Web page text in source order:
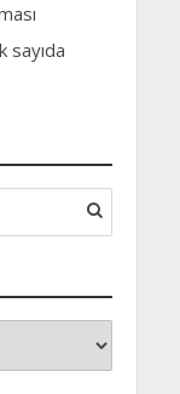
sayıda